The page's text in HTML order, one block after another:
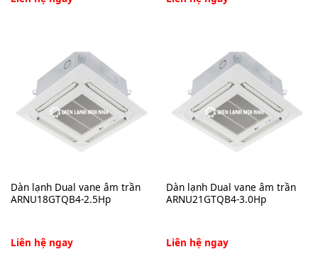
Dàn lạnh Dual vane âm trần
ARNU18GTQB4-2.5Hp
Liên hệ ngay
Dàn lạnh Dual vane âm trần
ARNU21GTQB4-3.0Hp
Liên hệ ngay